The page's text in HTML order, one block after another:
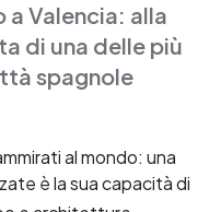
a Valencia: alla
di una delle più
spagnole
al mondo: una
è la sua capacità di